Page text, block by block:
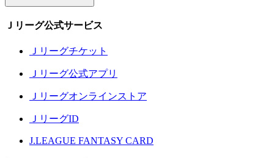
Ｊリーグ公式サービス
Ｊリーグチケット
Ｊリーグ公式アプリ
Ｊリーグオンラインストア
ＪリーグID
J.LEAGUE FANTASY CARD